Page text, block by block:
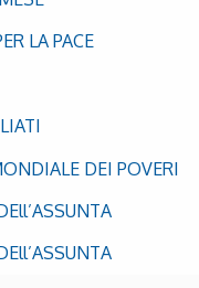
LA PACE
DEI POVERI